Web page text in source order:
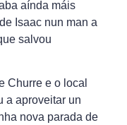
aínda máis
Isaac nun man a
salvou
Churre e o local
a aproveitar un
nova parada de